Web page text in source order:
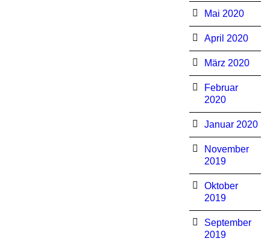
Mai 2020
April 2020
März 2020
Februar
2020
Januar 2020
November
2019
Oktober
2019
September
2019